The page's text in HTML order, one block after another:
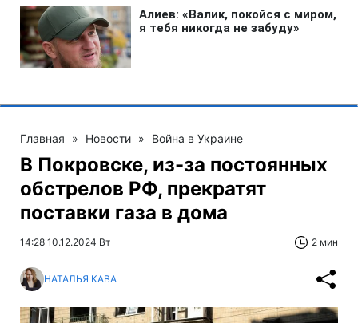
Главная » Новости » Война в Украине
В Покровске, из-за постоянных
обстрелов РФ, прекратят
поставки газа в дома
14:28 10.12.2024 Вт 2 мин
НАТАЛЬЯ КАВА